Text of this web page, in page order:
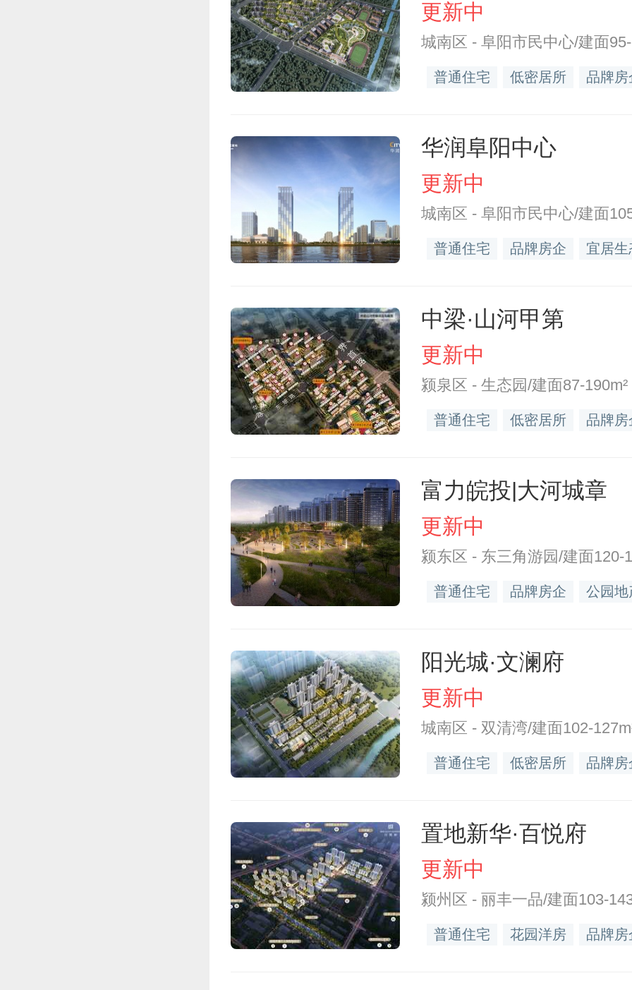
更新中
城南区 - 阜阳市民中心/建面95-
普通住宅 低密居所 品牌房
华润阜阳中心
更新中
城南区 - 阜阳市民中心/建面
普通住宅 品牌房企 宜居
中梁·山河甲第
更新中
颍泉区 - 生态园/建面87-190m²
普通住宅 低密居所 品牌房
富力皖投|大河城章
更新中
颍东区 - 东三角游园/建面120-
普通住宅 品牌房企 公园地
阳光城·文澜府
更新中
城南区 - 双清湾/建面102-
普通住宅 低密居所 品牌房
置地新华·百悦府
更新中
颍州区 - 丽丰一品/建面103-
普通住宅 花园洋房 品牌房